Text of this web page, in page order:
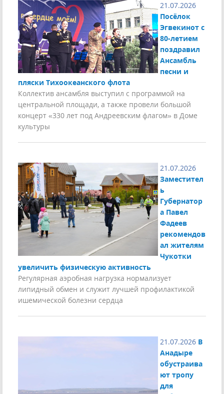
21.07.2026
Посёлок
Эгвекинот с
80-летием
поздравил
Ансамбль
песни и
пляски Тихоокеанского флота
Коллектив ансамбля выступил с программой на
центральной площади, а также провели большой
концерт «330 лет под Андреевским флагом» в Доме
культуры
21.07.2026
Заместител
ь
Губернатор
а Павел
Фадеев
рекомендов
ал жителям
Чукотки
увеличить физическую активность
Регулярная аэробная нагрузка нормализует
липидный обмен и служит лучшей профилактикой
ишемической болезни сердца
21.07.2026 В
Анадыре
обустраива
ют тропу
для